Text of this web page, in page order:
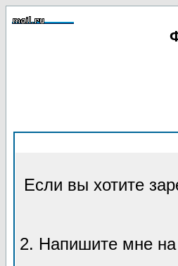
Если вы хотите
2. Напишите мне